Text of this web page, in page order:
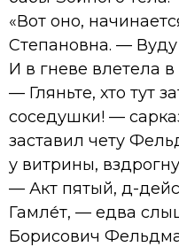
«Вот оно,
Степановна. — Вуду
И в гневе влетела в
— Гляньте, хто тут
соседушки! —
заставил чету
у витрины,
— Акт пятый, д-
Гамле́т, — едва
Борисович